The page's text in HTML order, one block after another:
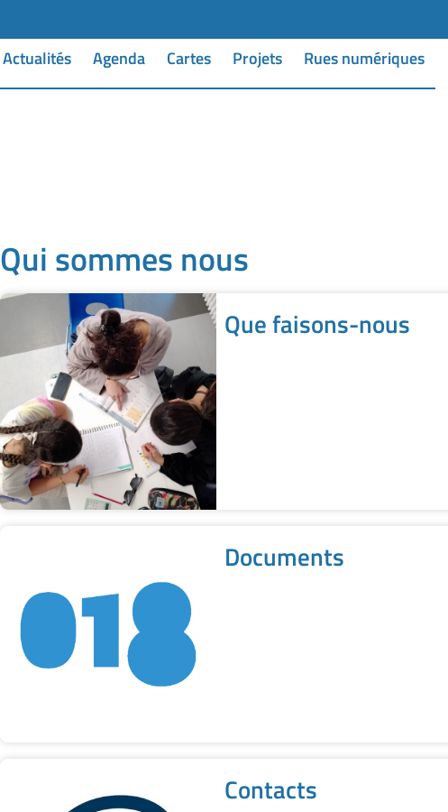
Actualités
Agenda Cartes Projets Rues numériques
Qui sommes nous
Que faisons-nous
Documents
Contacts